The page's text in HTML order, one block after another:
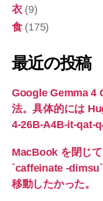
衣(9)
食(175)
最近の投稿
Google Gemma 4
法。具体的には
4-26B-A4B-it-qat-
MacBook を閉じ
`caffeinate -
移動したかった。